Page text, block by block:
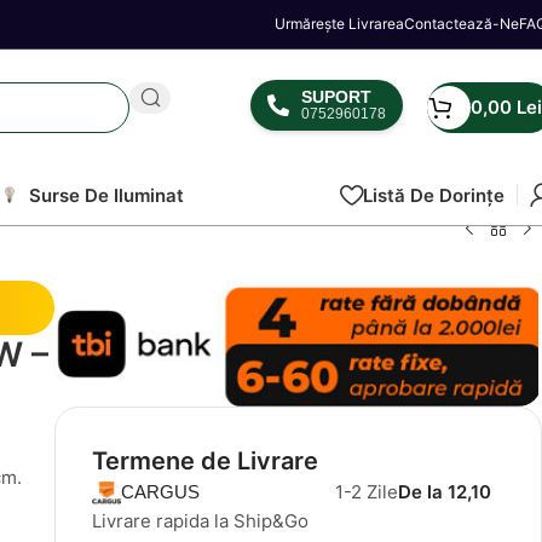
Urmărește LivrareaContactează-Ne
SUPORT
0752960178 0,00 Lei
Surse De Iluminat Listă De Dorințe
–
Termene de Livrare
CARGUS
Livrare rapida la Ship&Go
1-2 ZileDe la 12,10